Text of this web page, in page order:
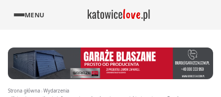
MENU
Strona główna Wydarzenia